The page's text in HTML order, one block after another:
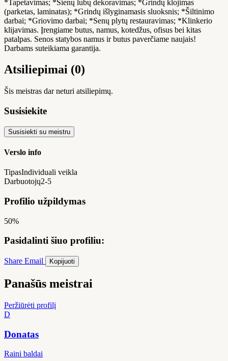
*Tapetavimas; *Sienų lubų dekoravimas; *Grindų klojimas
(parketas, laminatas); *Grindų išlyginamasis sluoksnis; *Šiltinimo
darbai; *Griovimo darbai; *Senų plytų restauravimas; *Klinkerio
klijavimas. Įrengiame butus, namus, kotedžus, ofisus bei kitas
patalpas. Senos statybos namus ir butus paverčiame naujais!
Darbams suteikiama garantija.
Atsiliepimai (0)
Šis meistras dar neturi atsiliepimų.
Susisiekite
Susisiekti su meistru
Verslo info
TipasIndividuali veikla
Darbuotojų2-5
Profilio užpildymas
50%
Pasidalinti šiuo profiliu:
Share Email Kopijuoti
Panašūs meistrai
Peržiūrėti profilį
D
Donatas
Raini baldai